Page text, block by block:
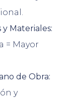
y Materiales:
= Mayor
de Obra:
y